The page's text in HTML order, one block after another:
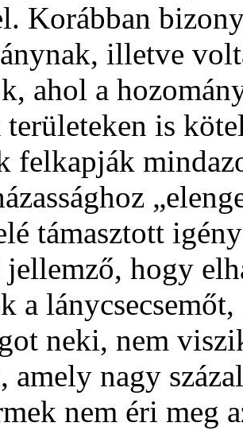
Korábban
illetve
ahol a
területeken is
felkapják
támasztott
jellemző, hogy
a
neki, nem
amely nagy
nem éri meg